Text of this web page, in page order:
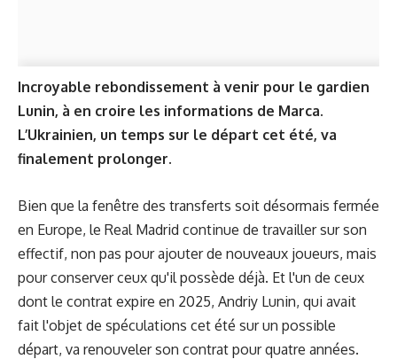
Incroyable rebondissement à venir pour le gardien
Lunin, à en croire les informations de Marca.
L’Ukrainien, un temps sur le départ cet été, va
finalement prolonger.
Bien que la fenêtre des transferts soit désormais fermée
en Europe, le Real Madrid continue de travailler sur son
effectif, non pas pour ajouter de nouveaux joueurs, mais
pour conserver ceux qu'il possède déjà. Et l'un de ceux
dont le contrat expire en 2025, Andriy Lunin, qui avait
fait l'objet de spéculations cet été sur un possible
départ, va renouveler son contrat pour quatre années.